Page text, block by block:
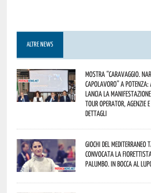
ALTRE NEWS
Mostra “Caravaggio.
capolavoro” a Potenza:
lancia la
Tour Operator, Agenzie
dettagli
Giochi del Mediterraneo
convocata la
Palumbo. In bocca al